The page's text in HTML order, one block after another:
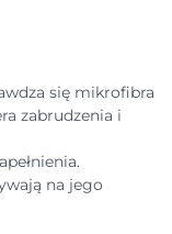
się mikrofibra
zabrudzenia i
na jego